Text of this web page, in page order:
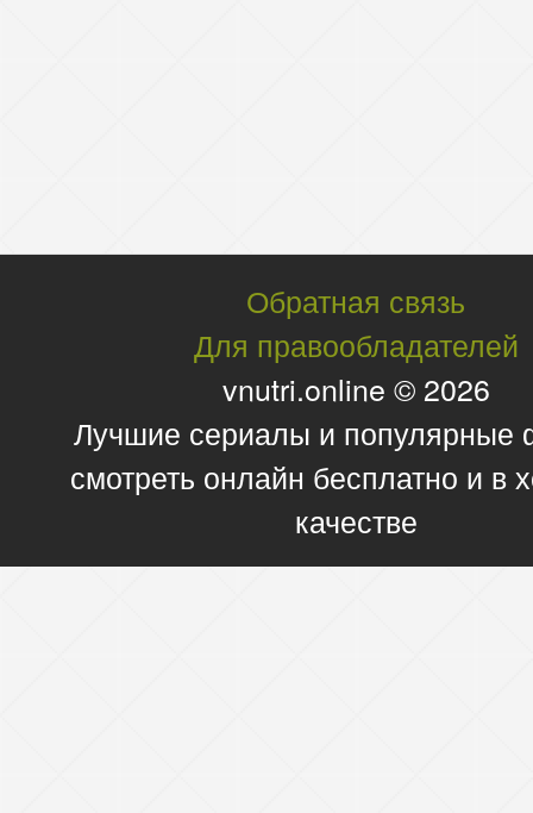
Обратная связь
Для правообладателей
vnutri.online © 2026
Лучшие сериалы и
смотреть онлайн бесплатно и в
качестве